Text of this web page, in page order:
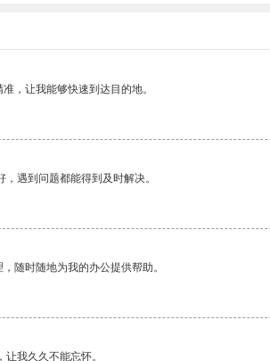
，让我能够快速到达目的地。
遇到问题都能得到及时解决。
随时随地为我的办公提供帮助。
我久久不能忘怀。